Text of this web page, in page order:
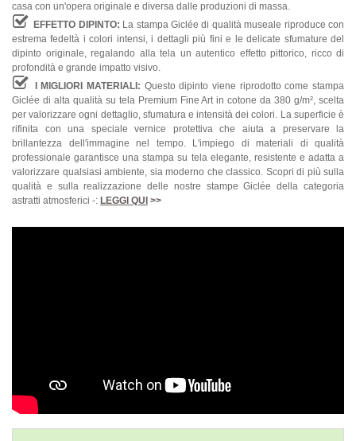
casa con un'opera originale e diversa dalle produzioni di massa.
EFFETTO DIPINTO: La stampa Giclée di qualità museale riproduce con
estrema fedeltà i colori intensi, i dettagli più fini e le delicate sfumature del
dipinto originale, regalando alla tela un autentico effetto pittorico, ricco di
profondità e grande impatto visivo.
I MIGLIORI MATERIALI: Questo dipinto viene riprodotto come stampa
Giclée di alta qualità su tela Premium Fine Art in cotone da 380 g/m², scelta
per valorizzare ogni dettaglio, sfumatura e intensità dei colori. La superficie è
rifinita con una speciale vernice protettiva che aiuta a preservare la
brillantezza dell'immagine nel tempo. L'impiego di materiali di qualità
professionale garantisce una stampa su tela elegante, resistente e adatta a
valorizzare qualsiasi ambiente, sia moderno che classico. Scopri di più sulla
qualità e sulla realizzazione delle nostre stampe Giclée della categoria
astratti atmosferici -: LEGGI QUI >>